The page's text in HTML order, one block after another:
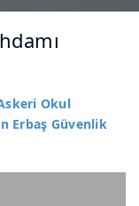
Okul
Erbaş Güvenlik